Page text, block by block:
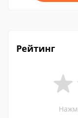
Рейтинг